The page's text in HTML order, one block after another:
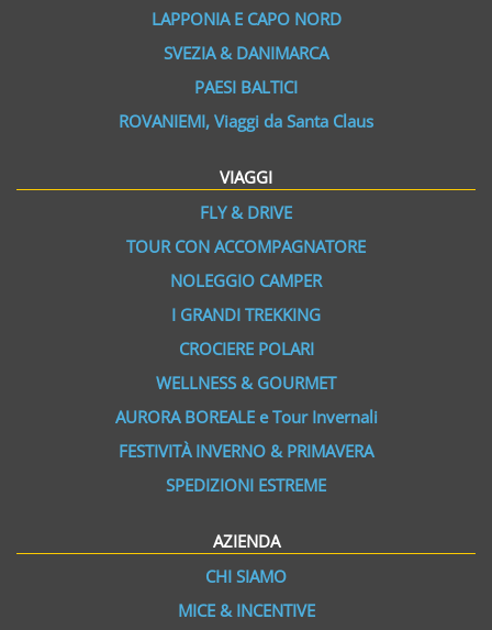
LAPPONIA E CAPO NORD
SVEZIA & DANIMARCA
PAESI BALTICI
ROVANIEMI, Viaggi da Santa Claus
VIAGGI
FLY & DRIVE
TOUR CON ACCOMPAGNATORE
NOLEGGIO CAMPER
I GRANDI TREKKING
CROCIERE POLARI
WELLNESS & GOURMET
AURORA BOREALE e Tour Invernali
FESTIVITÀ INVERNO & PRIMAVERA
SPEDIZIONI ESTREME
AZIENDA
CHI SIAMO
MICE & INCENTIVE